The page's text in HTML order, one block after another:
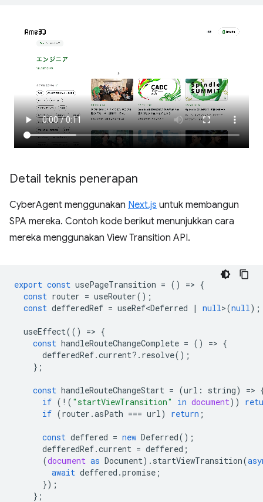
Detail teknis penerapan
CyberAgent menggunakan Next.js untuk membangun
SPA mereka. Contoh kode berikut menunjukkan cara
mereka menggunakan View Transition API.
export const usePageTransition = () => {
const router = useRouter();
const defferedRef = useRef<Deferred | null>(null);
useEffect(() => {
const handleRouteChangeComplete = () => {
defferedRef.current? . resolve();
};
const handleRouteChangeStart = (url : string) =>
if ( ! ( "startViewTransition" in document))
if (router .asPath === url) return ;
const deffered = new Deferred();
defferedRef.current = deffered ;
(document as Document). startViewTransition(
await deffered .promise ;
});
};